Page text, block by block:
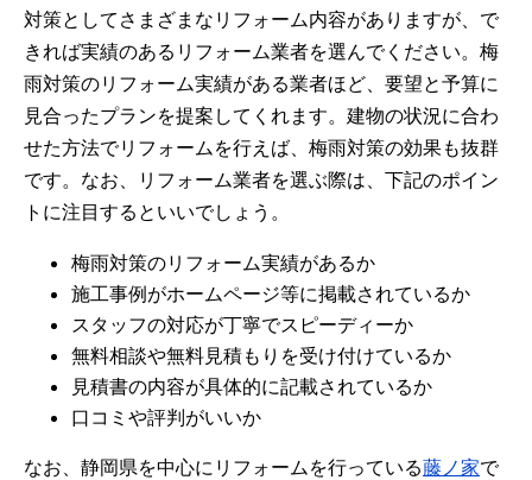
対策としてさまざまなリフォーム内容がありますが、で
きれば実績のあるリフォーム業者を選んでください。梅
雨対策のリフォーム実績がある業者ほど、要望と予算に
見合ったプランを提案してくれます。建物の状況に合わ
せた方法でリフォームを行えば、梅雨対策の効果も抜群
です。なお、リフォーム業者を選ぶ際は、下記のポイン
トに注目するといいでしょう。
梅雨対策のリフォーム実績があるか
施工事例がホームページ等に掲載されているか
スタッフの対応が丁寧でスピーディーか
無料相談や無料見積もりを受け付けているか
見積書の内容が具体的に記載されているか
口コミや評判がいいか
なお、静岡県を中心にリフォームを行っている藤ノ家で